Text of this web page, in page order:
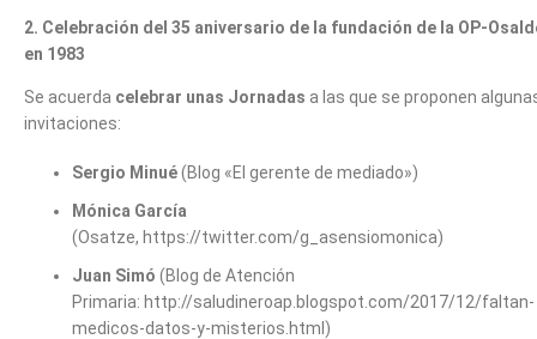
2. Celebración del 35 aniversario de la fundación de la OP-
en 1983
Se acuerda celebrar unas Jornadas a las que se proponen
invitaciones:
Sergio Minué(Blog «El gerente de mediado»)
Mónica García
(Osatze, https://twitter.com/g_asensiomonica)
Juan Simó (Blog de Atención
Primaria: http://saludineroap.blogspot.com/2017/12/faltan-
medicos-datos-y-misterios.html)